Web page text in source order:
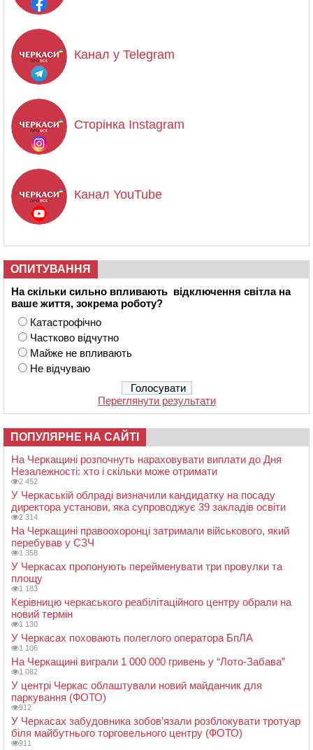
Канал у Telegram
Сторінка Instagram
Канал YouTube
ОПИТУВАННЯ
На скільки сильно впливають відключення світла на
ваше життя, зокрема роботу?
Катастрофічно
Частково відчутно
Майже не впливають
Не відчуваю
Переглянути результати
ПОПУЛЯРНЕ НА САЙТІ
На Черкащині розпочнуть нараховувати виплати до Дня
Незалежності: хто і скільки може отримати
2 452
У Черкаській облраді визначили кандидатку на посаду
директора установи, яка супроводжує 39 закладів освіти
2 314
На Черкащині правоохоронці затримали військового, який
перебував у СЗЧ
1 358
У Черкасах пропонують перейменувати три провулки та
площу
1 183
Керівницю черкаського реабілітаційного центру обрали на
новий термін
1 130
У Черкасах поховають полеглого оператора БпЛА
1 106
На Черкащині виграли 1 000 000 гривень у “Лото-Забава”
1 082
У центрі Черкас облаштували новий майданчик для
паркування (ФОТО)
912
У Черкасах забудовника зобов’язали розблокувати тротуар
біля майбутнього торговельного центру (ФОТО)
911